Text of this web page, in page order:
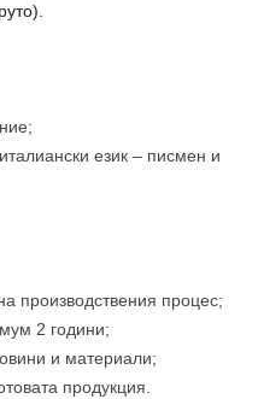
език – писмен и
производствения процес;
2 години;
и материали;
продукция.